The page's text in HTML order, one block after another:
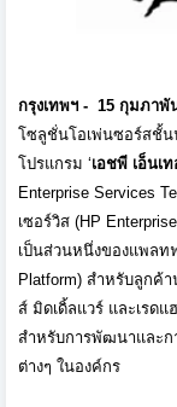
กรุงเทพฯ - 15 กุมภาพั
โซลูชั่นโอเพ่นซอร์สชั้น
โปรแกรม ‘เอชพี เอ็นเ
Enterprise Services
เซอร์วิส (HP
เป็นส่วนหนึ่งของแพลท
Platform) สำหรับลูกค้า
ส์ มิดเดิ้ลแวร์ และเรด
สำหรับการพัฒนาและก
ต่างๆ ในองค์กร